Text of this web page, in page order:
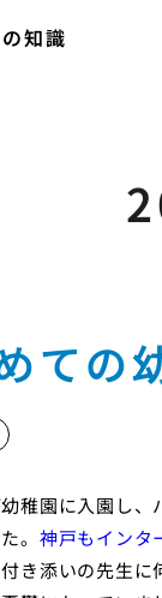
知識
ての
稚園に入園し、
。 神戸もインタ
き添いの先生